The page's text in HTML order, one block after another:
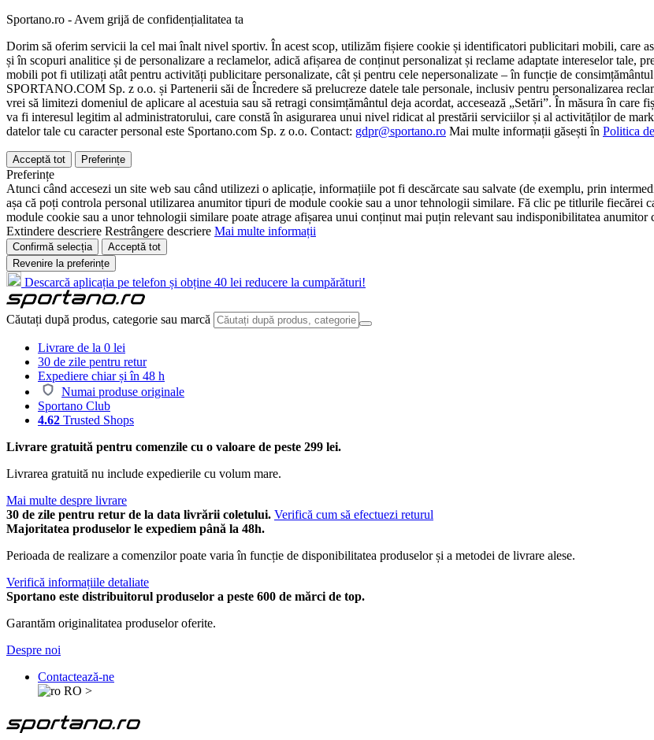
Sportano.ro - Avem grijă de confidențialitatea ta
Dorim să oferim servicii la cel mai înalt nivel sportiv. În acest scop, utilizăm fișiere cookie și identificatori publicitari mobili, care
și în scopuri analitice și de personalizare a reclamelor, adică afișarea de conținut personalizat și reclame adaptate intereselor tale,
mobili pot fi utilizați atât pentru activități publicitare personalizate, cât și pentru cele nepersonalizate – în funcție de
SPORTANO.COM Sp. z o.o. și Partenerii săi de Încredere să prelucreze datele tale personale, inclusiv pentru personalizarea
vrei să limitezi domeniul de aplicare al acestuia sau să retragi consimțământul deja acordat, accesează „Setări”. În măsura în care
va fi interesul legitim al administratorului, care constă în asigurarea unui nivel ridicat al prestării serviciilor și al activităților de
datelor tale cu caracter personal este Sportano.com Sp. z o.o. Contact: gdpr@sportano.ro Mai multe informații găsești în Politica
Acceptă tot Preferințe
Preferințe
Atunci când accesezi un site web sau când utilizezi o aplicație, informațiile pot fi descărcate sau salvate (de exemplu, prin
așa că poți controla personal utilizarea anumitor tipuri de module cookie sau a unor tehnologii similare. Fă clic pe titlurile fiecărei
module cookie sau a unor tehnologii similare poate atrage afișarea unui conținut mai puțin relevant sau indisponibilitatea anumitor
Extindere descriere Restrângere descriere Mai multe informații
Confirmă selecția
Acceptă tot
Revenire la preferințe
Descarcă aplicația pe telefon și obține 40 lei reducere la cumpărături!
Căutați după produs, categorie sau marcă
Livrare de la 0 lei
30 de zile pentru retur
Expediere chiar și în 48 h
Numai produse originale
Sportano Club
4.62 Trusted Shops
Livrare gratuită pentru comenzile cu o valoare de peste 299 lei.
Livrarea gratuită nu include expedierile cu volum mare.
Mai multe despre livrare
30 de zile pentru retur de la data livrării coletului. Verifică cum să efectuezi returul
Majoritatea produselor le expediem până la 48h.
Perioada de realizare a comenzilor poate varia în funcție de disponibilitatea produselor și a metodei de livrare alese.
Verifică informațiile detaliate
Sportano este distribuitorul produselor a peste 600 de mărci de top.
Garantăm originalitatea produselor oferite.
Despre noi
Contactează-ne
RO >